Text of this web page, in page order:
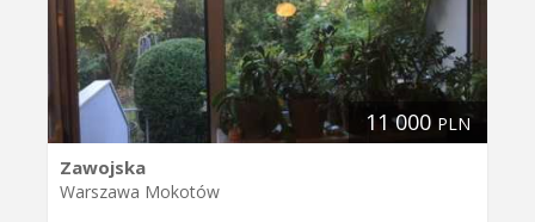
11 000 PLN
Zawojska
Warszawa Mokotów